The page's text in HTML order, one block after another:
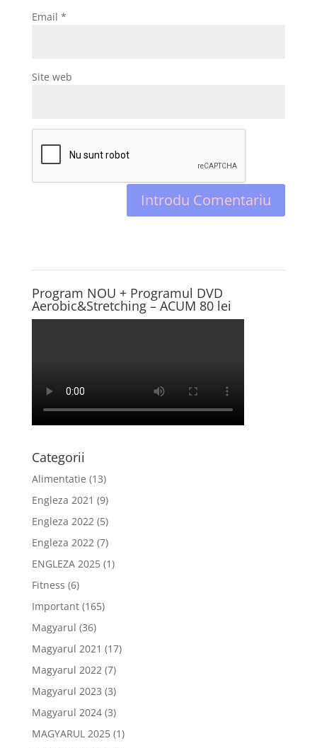
Email *
Site web
Program NOU + Programul DVD
Aerobic&Stretching – ACUM 80 lei
Categorii
Alimentatie (13)
Engleza 2021 (9)
Engleza 2022(5)
Engleza 2022(7)
ENGLEZA 2025(1)
Fitness (6)
Important(165)
Magyarul (36)
Magyarul 2021 (17)
Magyarul 2022(7)
Magyarul 2023 (3)
Magyarul 2024(3)
MAGYARUL 2025(1)